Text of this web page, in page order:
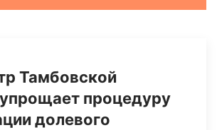
Тамбовской
процедуру
долевого